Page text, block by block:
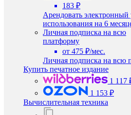
183 ₽
Арендовать
использования на 6
Личная подписка на всю
платформу
от 475 ₽/мес.
Личная подписка на всю
Купить печатное издание
1 117
1 153 ₽
Вычислительная техника